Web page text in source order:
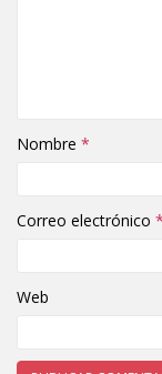
Nombre *
Correo electrónico *
Web